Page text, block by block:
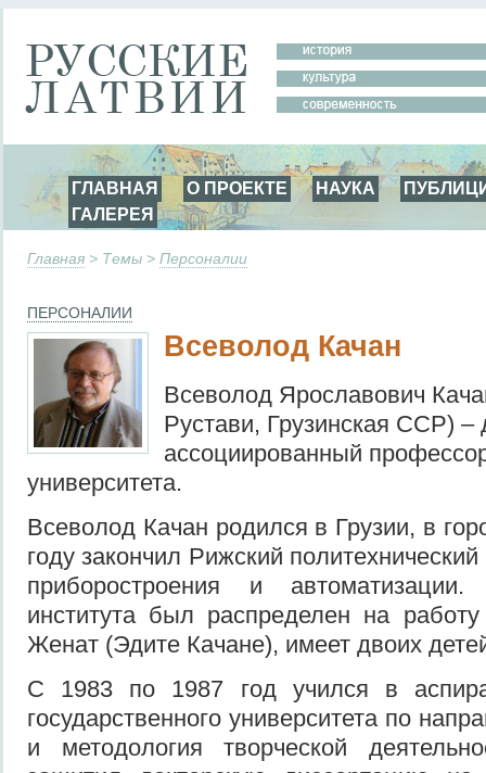
ГЛАВНАЯ О ПРОЕКТЕ НАУКА
ГАЛЕРЕЯ
Главная > Темы > Персоналии
ПЕРСОНАЛИИ
Всеволод Качан
Всеволод Ярославович
Рустави, Грузинская ССР)
ассоциированный
университета.
Всеволод Качан родился в Грузии, в
году закончил Рижский политехнический
приборостроения и
института был распределен на
Женат (Эдите Качане), имеет двоих
С 1983 по 1987 год учился в
государственного университета по
и методология творческой